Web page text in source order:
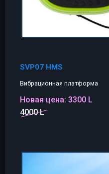
SVP07 HMS
Вибрационная платформа
Новая цена: 3300 L
4000 L